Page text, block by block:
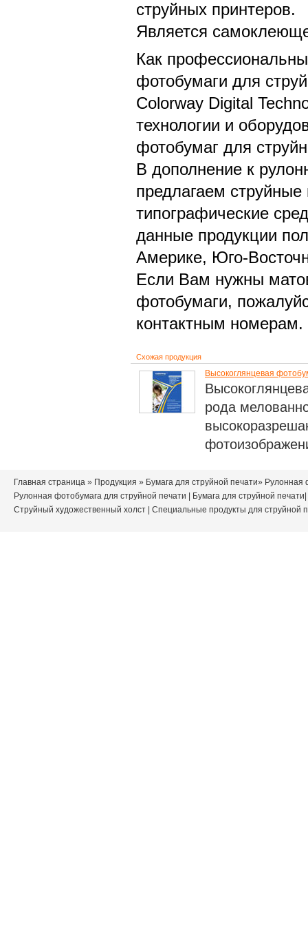
струйных принтеров.
Является
Как
фотобумаги для
Colorway Digital
технологии и
фотобумаг для
В дополнение к
предлагаем
типографические
данные продукции
Америке, Юго-
Если Вам нужны
фотобумаги,
контактным номерам.
Схожая продукция
Высокоглянцевая
рода
Главная страница » Продукция » Бумага для струйной печати» Рулонная
Рулонная фотобумага для струйной печати
Бумага для струйной печати
Струйный художественный холст
Специальные продукты для струйной